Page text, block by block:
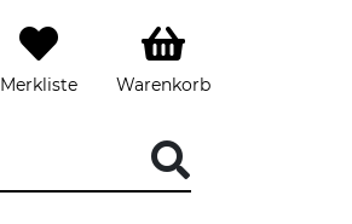
Merkliste Warenkorb